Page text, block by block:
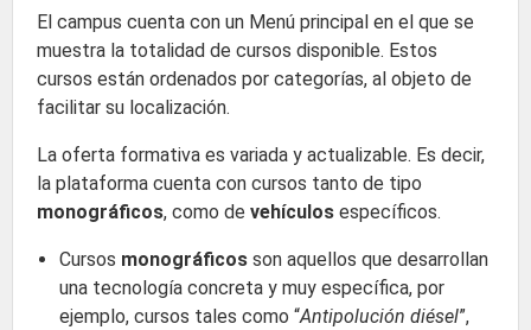
El campus cuenta con un Menú principal en el que se
muestra la totalidad de cursos disponible. Estos
cursos están ordenados por categorías, al objeto de
facilitar su localización.
La oferta formativa es variada y actualizable. Es decir,
la plataforma cuenta con cursos tanto de tipo
monográficos, como de vehículos específicos.
Cursos monográficos son aquellos que desarrollan
una tecnología concreta y muy específica, por
ejemplo, cursos tales como “Antipolución diésel”,